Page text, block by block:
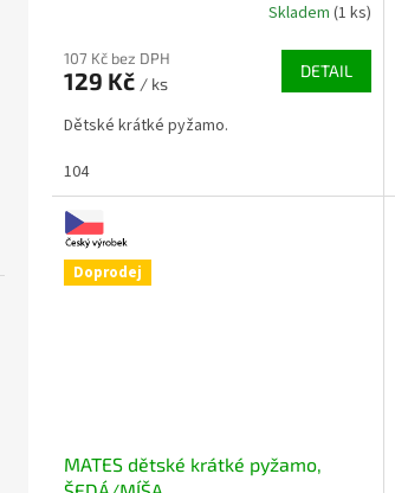
Skladem (1 ks)
107 Kč bez DPH
129 Kč / ks
DETAIL
Dětské krátké pyžamo.
104
Doprodej
MATES dětské krátké pyžamo,